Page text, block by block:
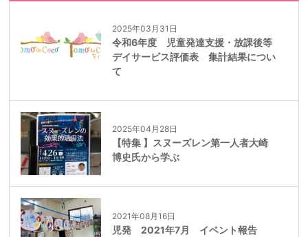
2025年03月31日
令和6年度 児童発達支援・放課後等
デイサービス評価表 集計結果につい
て
2025年04月28日
【特集 】スヌーズレン第一人者大崎
博史氏から学ぶ
2021年08月16日
児発 2021年7月 イベント報告